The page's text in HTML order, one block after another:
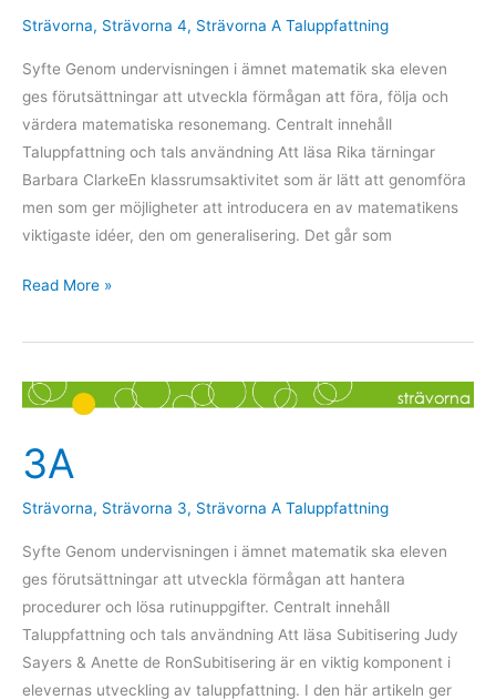
Strävorna, Strävorna 4, Strävorna A Taluppfattning
Syfte Genom undervisningen i ämnet matematik ska eleven
ges förutsättningar att utveckla förmågan att föra, följa och
värdera matematiska resonemang. Centralt innehåll
Taluppfattning och tals användning Att läsa Rika tärningar
Barbara ClarkeEn klassrumsaktivitet som är lätt att genomföra
men som ger möjligheter att introducera en av matematikens
viktigaste idéer, den om generalisering. Det går som
Read More »
3A
Strävorna, Strävorna 3, Strävorna A Taluppfattning
Syfte Genom undervisningen i ämnet matematik ska eleven
ges förutsättningar att utveckla förmågan att hantera
procedurer och lösa rutinuppgifter. Centralt innehåll
Taluppfattning och tals användning Att läsa Subitisering Judy
Sayers & Anette de RonSubitisering är en viktig komponent i
elevernas utveckling av taluppfattning. I den här artikeln ger
3A